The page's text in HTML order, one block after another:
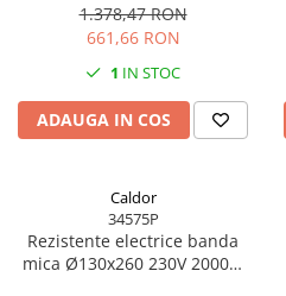
1.378,47 RON
661,66 RON
1 IN STOC
ADAUGA IN COS
Caldor
34575P
Rezistente electrice banda
mica Ø130x260 230V 2000W